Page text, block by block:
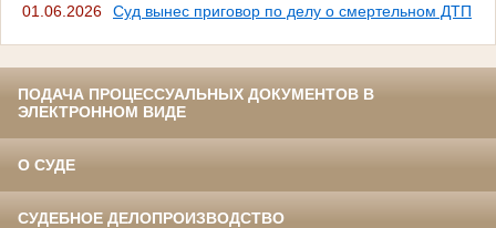
01.06.2026
Суд вынес приговор по делу о смертельном ДТП
ПОДАЧА ПРОЦЕССУАЛЬНЫХ ДОКУМЕНТОВ В
ЭЛЕКТРОННОМ ВИДЕ
О СУДЕ
СУДЕБНОЕ ДЕЛОПРОИЗВОДСТВО